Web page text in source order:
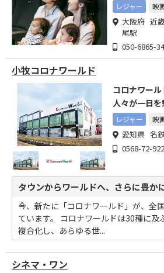
レジャー 映
大阪府 近
尾駅
050-6865-
小牧コロナワールド
コロナワー
人々が一日
ト施設として
レジャー 映
愛知県 名
0568-72-
タウンからワールドへ、さらに豊か
今、新たに「コロナワールド」が、全
ています。 コロナワールドは30種に及
複合化し、あらゆる世...
シネマ・ワン